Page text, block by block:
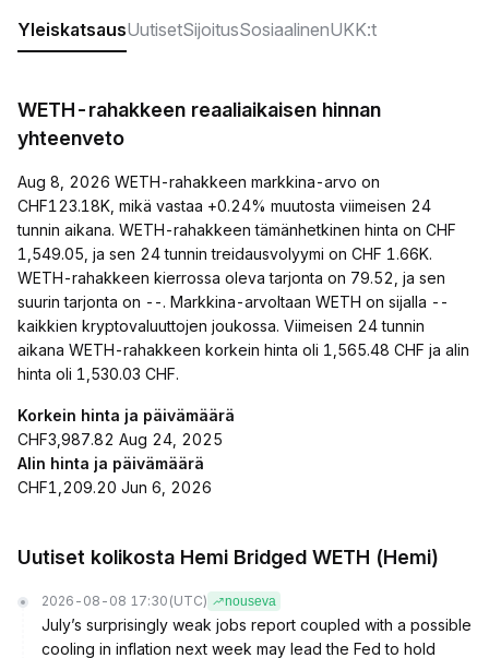
YleiskatsausUutisetSijoitusSosiaalinenUKK:t
WETH-rahakkeen reaaliaikaisen hinnan
yhteenveto
Aug 8, 2026 WETH-rahakkeen markkina-arvo on
CHF123.18K, mikä vastaa +0.24% muutosta viimeisen 24
tunnin aikana. WETH-rahakkeen tämänhetkinen hinta on CHF
1,549.05, ja sen 24 tunnin treidausvolyymi on CHF 1.66K.
WETH-rahakkeen kierrossa oleva tarjonta on 79.52, ja sen
suurin tarjonta on --. Markkina-arvoltaan WETH on sijalla --
kaikkien kryptovaluuttojen joukossa. Viimeisen 24 tunnin
aikana WETH-rahakkeen korkein hinta oli 1,565.48 CHF ja alin
hinta oli 1,530.03 CHF.
Korkein hinta ja päivämäärä
CHF3,987.82 Aug 24, 2025
Alin hinta ja päivämäärä
CHF1,209.20 Jun 6, 2026
Uutiset kolikosta Hemi Bridged WETH (Hemi)
2026-08-08 17:30 (UTC) nouseva
July’s surprisingly weak jobs report coupled with a possible
cooling in inflation next week may lead the Fed to hold